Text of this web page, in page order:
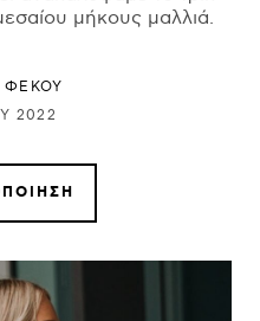
μήκους μαλλιά.
ΦΕΚΟΥ
2022